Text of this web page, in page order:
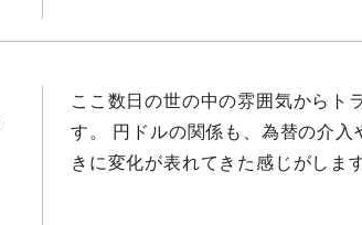
ここ数日の世の中の雰囲気からト
す。 円ドルの関係も、為替の介
きに変化が表れてきた感じがしま